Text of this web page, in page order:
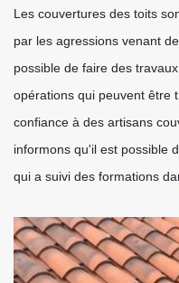
Les couvertures des toits
par les agressions venant
possible de faire des
opérations qui peuvent être
confiance à des artisans
informons qu'il est possible
qui a suivi des formations